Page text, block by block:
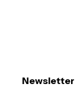
Newsletter